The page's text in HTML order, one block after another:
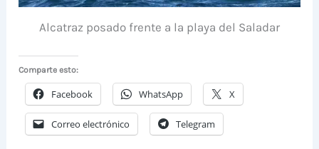
Alcatraz posado frente a la playa del Saladar
Comparte esto:
Facebook WhatsApp X
Correo electrónico Telegram